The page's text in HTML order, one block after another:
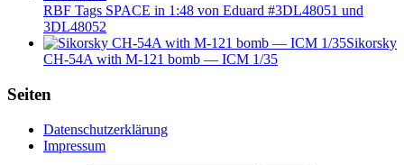
RBF Tags SPACE in 1:48 von Eduard #3DL48051 und
3DL48052
Sikorsky
CH-54A with M-121 bomb — ICM 1/35
Seiten
Datenschutzerklärung
Impressum